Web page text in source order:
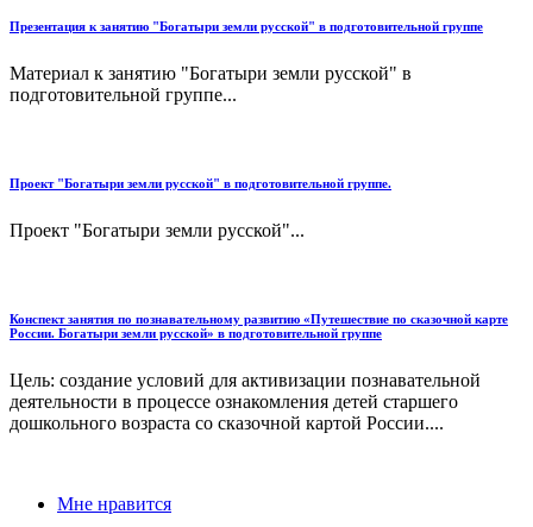
Презентация к занятию "Богатыри земли русской" в подготовительной группе
Материал к занятию "Богатыри земли русской" в
подготовительной группе...
Проект "Богатыри земли русской" в подготовительной группе.
Проект "Богатыри земли русской"...
Конспект занятия по познавательному развитию «Путешествие по сказочной карте
России. Богатыри земли русской» в подготовительной группе
Цель: создание условий для активизации познавательной
деятельности в процессе ознакомления детей старшего
дошкольного возраста со сказочной картой России....
Мне нравится